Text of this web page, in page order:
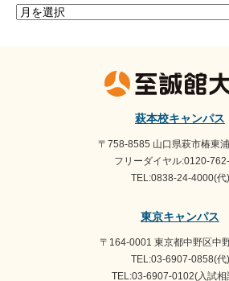
ア
萩本校キャンパス
〒758-8585 山口県萩市椿東
フリーダイヤル:0120-
TEL:0838-24-4000(代)
東京キャンパス
〒164-0001 東京都中野区中
TEL:03-6907-0858(代)
TEL:03-6907-0102(入試相